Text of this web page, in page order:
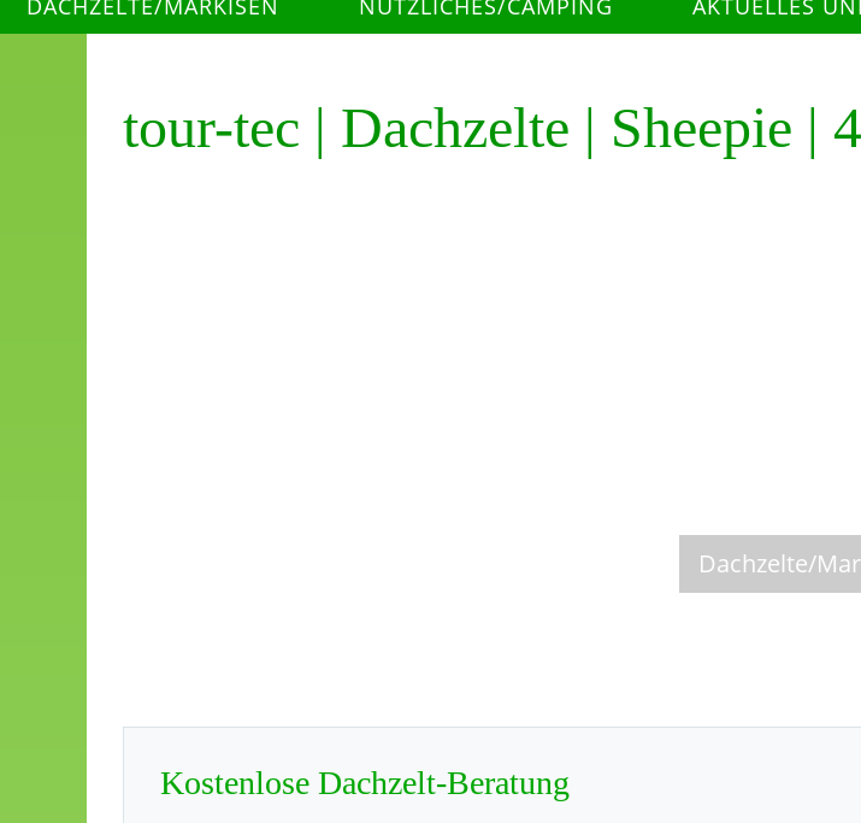
DACHZELTE/MARKISEN
NÜTZLICHES/CAMPING AKTUELLES
tour-tec | Dachzelte | Sheepie |
Dachzelte/
Kostenlose Dachzelt-Beratung